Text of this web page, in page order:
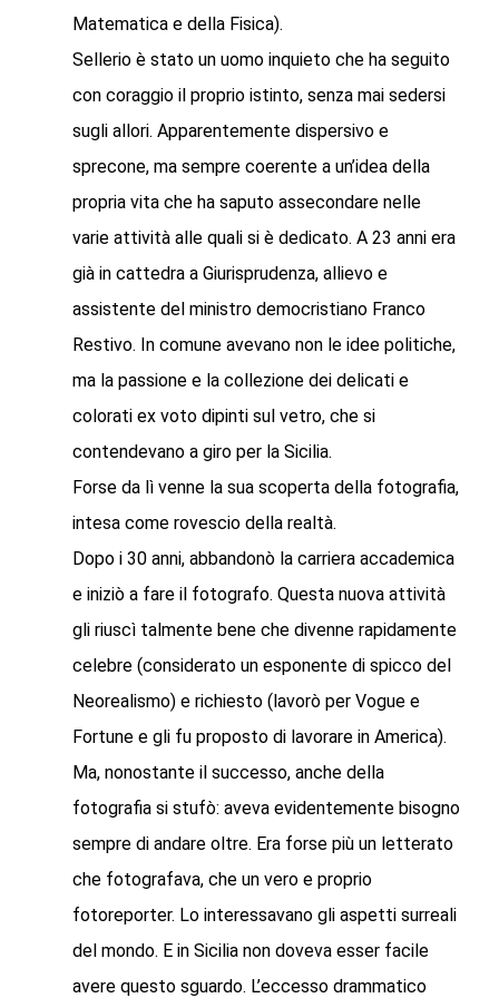
Matematica e della Fisica).
Sellerio è stato un uomo inquieto che ha seguito
con coraggio il proprio istinto, senza mai sedersi
sugli allori. Apparentemente dispersivo e
sprecone, ma sempre coerente a un’idea della
propria vita che ha saputo assecondare nelle
varie attività alle quali si è dedicato. A 23 anni era
già in cattedra a Giurisprudenza, allievo e
assistente del ministro democristiano Franco
Restivo. In comune avevano non le idee politiche,
ma la passione e la collezione dei delicati e
colorati ex voto dipinti sul vetro, che si
contendevano a giro per la Sicilia.
Forse da lì venne la sua scoperta della fotografia,
intesa come rovescio della realtà.
Dopo i 30 anni, abbandonò la carriera accademica
e iniziò a fare il fotografo. Questa nuova attività
gli riuscì talmente bene che divenne rapidamente
celebre (considerato un esponente di spicco del
Neorealismo) e richiesto (lavorò per Vogue e
Fortune e gli fu proposto di lavorare in America).
Ma, nonostante il successo, anche della
fotografia si stufò: aveva evidentemente bisogno
sempre di andare oltre. Era forse più un letterato
che fotografava, che un vero e proprio
fotoreporter. Lo interessavano gli aspetti surreali
del mondo. E in Sicilia non doveva esser facile
avere questo sguardo. L’eccesso drammatico